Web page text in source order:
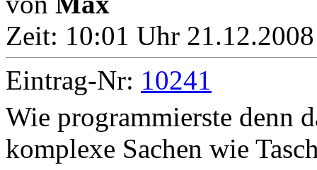
Zeit: 10:01 Uhr
Eintrag-Nr: 10241
Wie programmierste denn
komplexe Sachen wie